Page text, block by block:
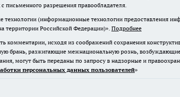
письменного разрешения правообладателя.
(информационные технологии предоставления
территории Российской Федерации)». Подробнее
комментарии, исходя из соображений сохранения
брань, разжигающие межнациональную рознь,
могут быть переданы по запросу в надзорные и
персональных данных пользователей»